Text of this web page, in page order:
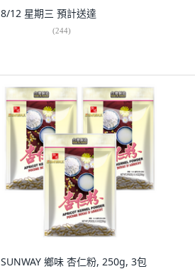
8/12 星期三 預計送達
(244)
SUNWAY 鄉味 杏仁粉, 250g, 3包